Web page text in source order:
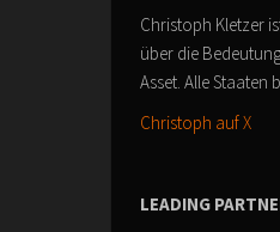
Christoph Kletzer
über die
Asset. Alle
Christoph auf X
LEADING